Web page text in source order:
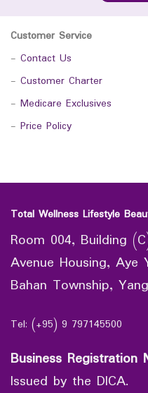
Customer Service
- Contact Us
- Customer Charter
- Medicare Exclusives
- Price Policy
Total Wellness Lifestyle
Room 004, Building
Avenue Housing,
Bahan Township,
Tel: (+95) 9 797145500
Business Registration
Issued by the DICA.